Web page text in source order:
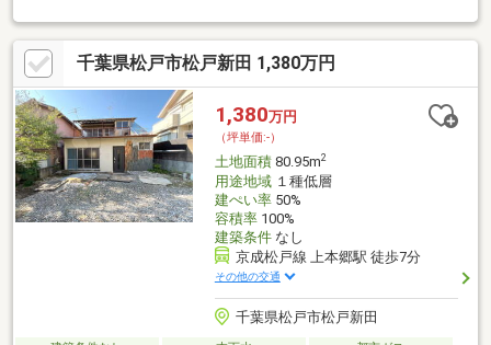
千葉県松戸市松戸新田 1,380万円
1,380万円
（坪単価:-）
土地面積80.95m2
用途地域１種低層
建ぺい率50%
容積率100%
建築条件なし
京成松戸線 上本郷駅 徒歩7分
その他の交通
千葉県松戸市松戸新田